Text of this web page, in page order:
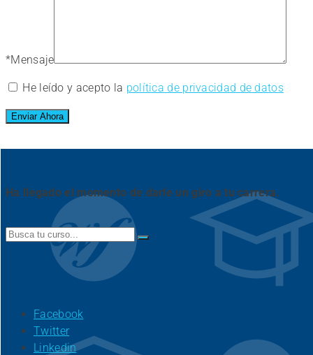
*Mensaje
He leído y acepto la política de privacidad de datos
Ha llegado el momento de darle un giro a tu carrera.
Search
Facebook
Twitter
Linkedin